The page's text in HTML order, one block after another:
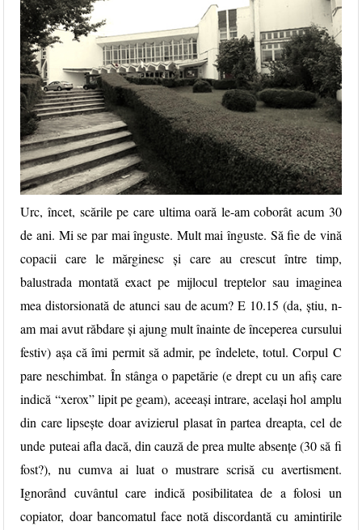
Urc, încet, scările pe care ultima oară le-am coborât acum 30
de ani. Mi se par mai înguste. Mult mai înguste. Să fie de vină
copacii care le mărginesc și care au crescut între timp,
balustrada montată exact pe mijlocul treptelor sau imaginea
mea distorsionată de atunci sau de acum? E 10.15 (da, știu, n-
am mai avut răbdare și ajung mult înainte de începerea cursului
festiv) așa că îmi permit să admir, pe îndelete, totul. Corpul C
pare neschimbat. În stânga o papetărie (e drept cu un afiș care
indică “xerox” lipit pe geam), aceeași intrare, același hol amplu
din care lipsește doar avizierul plasat în partea dreapta, cel de
unde puteai afla dacă, din cauză de prea multe absențe (30 să fi
fost?), nu cumva ai luat o mustrare scrisă cu avertisment.
Ignorând cuvântul care indică posibilitatea de a folosi un
copiator, doar bancomatul face notă discordantă cu amintirile